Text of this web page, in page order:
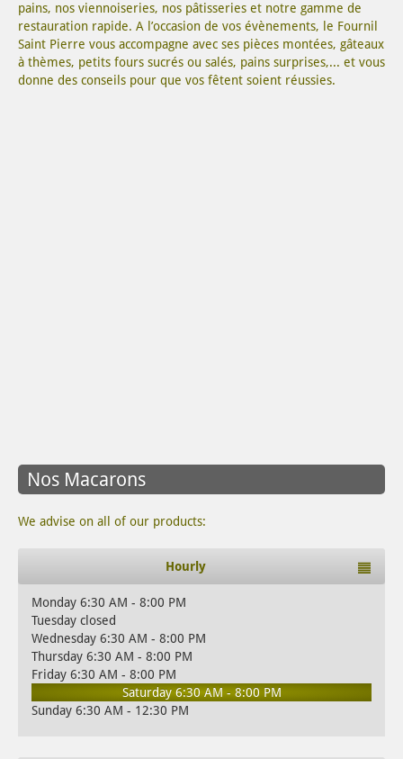
pains, nos viennoiseries, nos pâtisseries et notre gamme de
restauration rapide. A l’occasion de vos évènements, le Fournil
Saint Pierre vous accompagne avec ses pièces montées, gâteaux
à thèmes, petits fours sucrés ou salés, pains surprises,... et vous
donne des conseils pour que vos fêtent soient réussies.
Nos Macarons
We advise on all of our products:
Hourly
Monday 6:30 AM - 8:00 PM
Tuesday closed
Wednesday 6:30 AM - 8:00 PM
Thursday 6:30 AM - 8:00 PM
Friday 6:30 AM - 8:00 PM
Saturday 6:30 AM - 8:00 PM
Sunday 6:30 AM - 12:30 PM